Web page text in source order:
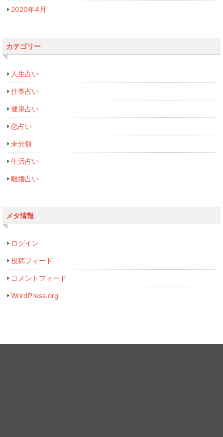
2020年4月
カテゴリー
人生占い
仕事占い
健康占い
恋占い
未分類
生活占い
離婚占い
メタ情報
ログイン
投稿フィード
コメントフィード
WordPress.org